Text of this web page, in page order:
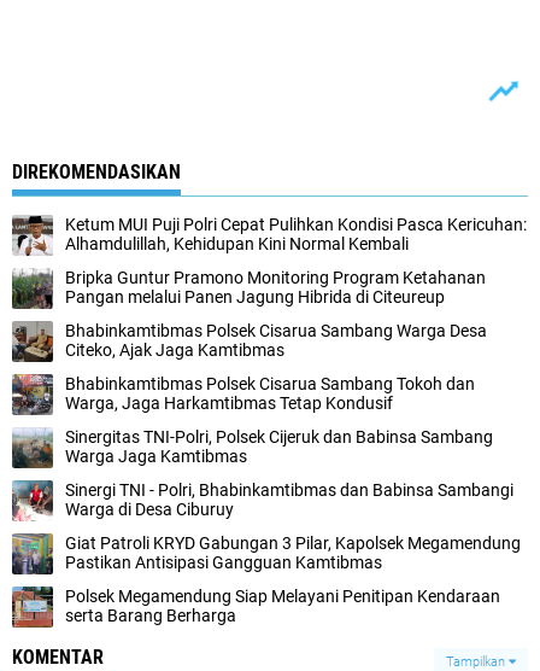
DIREKOMENDASIKAN
Ketum MUI Puji Polri Cepat Pulihkan Kondisi Pasca Kericuhan:
Alhamdulillah, Kehidupan Kini Normal Kembali
Bripka Guntur Pramono Monitoring Program Ketahanan
Pangan melalui Panen Jagung Hibrida di Citeureup
Bhabinkamtibmas Polsek Cisarua Sambang Warga Desa
Citeko, Ajak Jaga Kamtibmas
Bhabinkamtibmas Polsek Cisarua Sambang Tokoh dan
Warga, Jaga Harkamtibmas Tetap Kondusif
Sinergitas TNI-Polri, Polsek Cijeruk dan Babinsa Sambang
Warga Jaga Kamtibmas
Sinergi TNI - Polri, Bhabinkamtibmas dan Babinsa Sambangi
Warga di Desa Ciburuy
Giat Patroli KRYD Gabungan 3 Pilar, Kapolsek Megamendung
Pastikan Antisipasi Gangguan Kamtibmas
Polsek Megamendung Siap Melayani Penitipan Kendaraan
serta Barang Berharga
KOMENTAR Tampilkan